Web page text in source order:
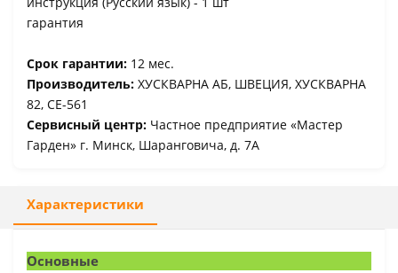
гарантия
Срок гарантии: 12 мес.
Производитель: ХУСКВАРНА АБ, ШВЕЦИЯ, ХУСКВАРНА
82, СЕ-561
Сервисный центр: Частное предприятие «Мастер
Гарден» г. Минск, Шаранговича, д. 7А
Характеристики
Основные